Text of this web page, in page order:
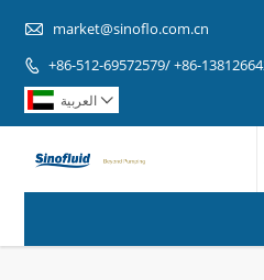
 market@sinoflo.com.cn
 +86-512-69572579/ +86-
العربية 